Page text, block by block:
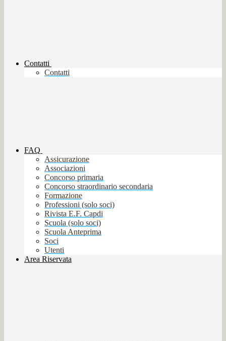
Contatti
Contatti
FAQ
Assicurazione
Associazioni
Concorso primaria
Concorso straordinario secondaria
Formazione
Professioni (solo soci)
Rivista E.F. Capdi
Scuola (solo soci)
Scuola Anteprima
Soci
Utenti
Area Riservata